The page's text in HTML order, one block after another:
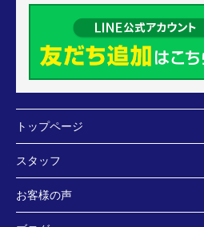
トップページ
スタッフ
お客様の声